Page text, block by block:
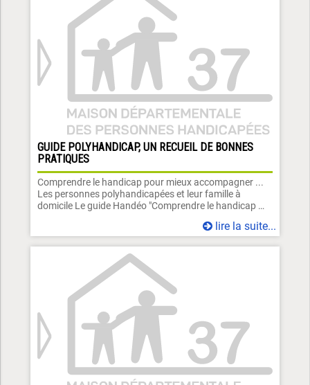
GUIDE POLYHANDICAP, UN RECUEIL DE BONNES
PRATIQUES
Comprendre le handicap pour mieux accompagner ...
Les personnes polyhandicapées et leur famille à
domicile Le guide Handéo "Comprendre le handicap …
lire la suite...